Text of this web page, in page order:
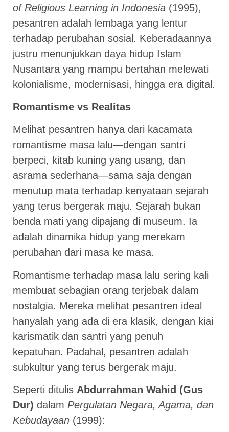
of Religious Learning in Indonesia (1995),
pesantren adalah lembaga yang lentur
terhadap perubahan sosial. Keberadaannya
justru menunjukkan daya hidup Islam
Nusantara yang mampu bertahan melewati
kolonialisme, modernisasi, hingga era digital.
Romantisme vs Realitas
Melihat pesantren hanya dari kacamata
romantisme masa lalu—dengan santri
berpeci, kitab kuning yang usang, dan
asrama sederhana—sama saja dengan
menutup mata terhadap kenyataan sejarah
yang terus bergerak maju. Sejarah bukan
benda mati yang dipajang di museum. Ia
adalah dinamika hidup yang merekam
perubahan dari masa ke masa.
Romantisme terhadap masa lalu sering kali
membuat sebagian orang terjebak dalam
nostalgia. Mereka melihat pesantren ideal
hanyalah yang ada di era klasik, dengan kiai
karismatik dan santri yang penuh
kepatuhan. Padahal, pesantren adalah
subkultur yang terus bergerak maju.
Seperti ditulis Abdurrahman Wahid (Gus
Dur) dalam Pergulatan Negara, Agama, dan
Kebudayaan (1999):